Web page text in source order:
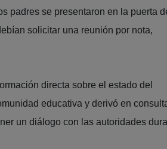
padres se presentaron en la puerta
solicitar una reunión por nota,
directa sobre el estado del
educativa y derivó en
un diálogo con las autoridades